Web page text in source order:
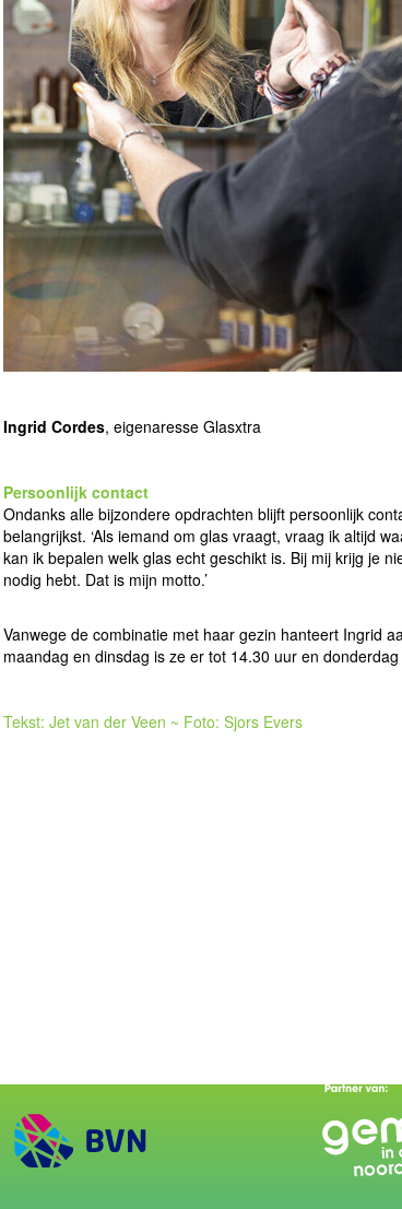
Ingrid Cordes, eigenaresse Glasxtra
Persoonlijk contact
Ondanks alle bijzondere opdrachten blijft persoonlijk
belangrijkst. ‘Als iemand om glas vraagt, vraag ik altijd
kan ik bepalen welk glas echt geschikt is. Bij mij krijg je
nodig hebt. Dat is mijn motto.’
Vanwege de combinatie met haar gezin hanteert Ingrid
maandag en dinsdag is ze er tot 14.30 uur en
Tekst: Jet van der Veen ~ Foto: Sjors Evers